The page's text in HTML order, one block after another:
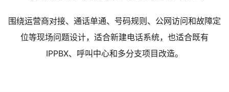
围绕运营商对接、通话单通、号码规则、公网访问和故障定
位等现场问题设计，适合新建电话系统，也适合既有
IPPBX、呼叫中心和多分支项目改造。